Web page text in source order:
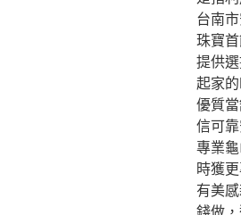
台南
珠寶
提供
起家
優質
信可
專業
時獲
有美